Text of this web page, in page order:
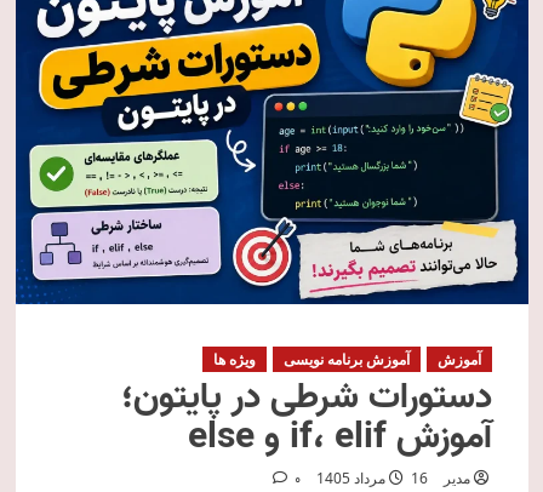
آموزش آموزش برنامه نویسی ویژه ها
دستورات شرطی در پایتون؛
آموزش if، elif و else
مدیر 16 مرداد 1405 0